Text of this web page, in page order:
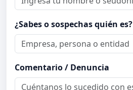
¿Sabes o sospechas quién es?
Comentario / Denuncia